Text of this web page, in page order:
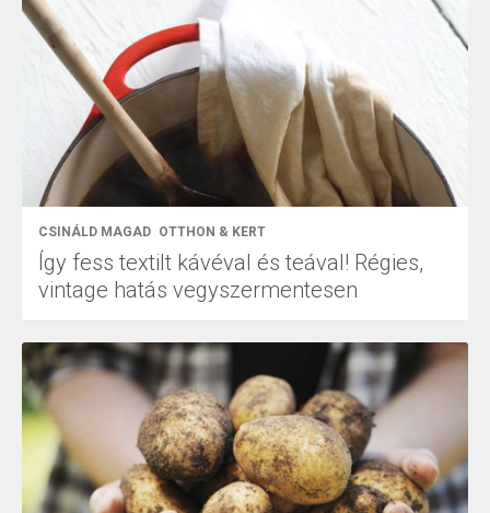
CSINÁLD MAGAD OTTHON & KERT
Így fess textilt kávéval és teával! Régies,
vintage hatás vegyszermentesen